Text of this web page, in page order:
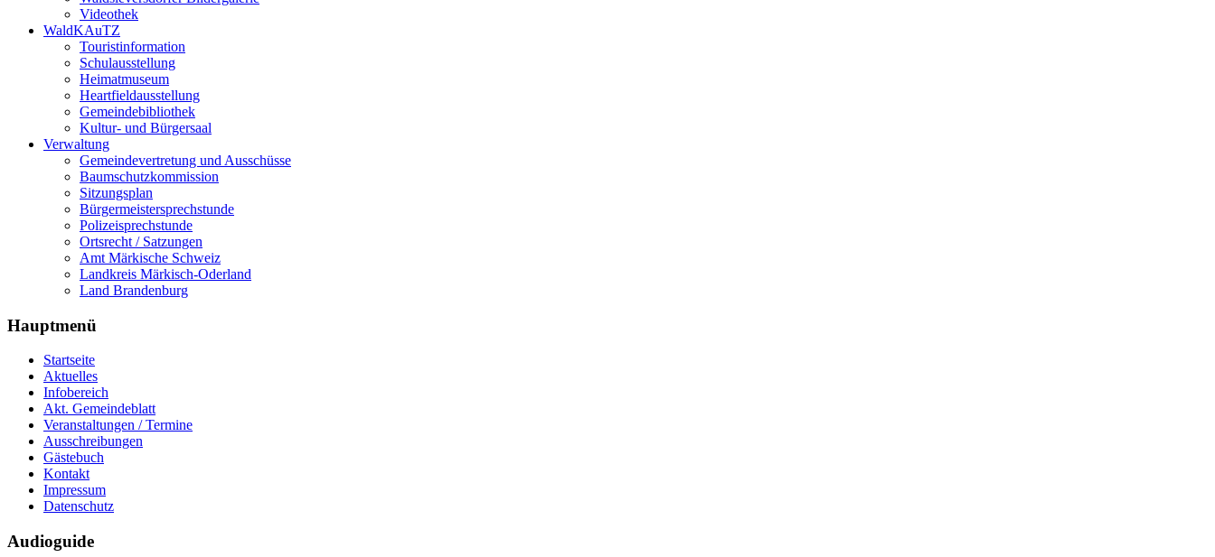
Videothek
WaldKAuTZ
Touristinformation
Schulausstellung
Heimatmuseum
Heartfieldausstellung
Gemeindebibliothek
Kultur- und Bürgersaal
Verwaltung
Gemeindevertretung und Ausschüsse
Baumschutzkommission
Sitzungsplan
Bürgermeistersprechstunde
Polizeisprechstunde
Ortsrecht / Satzungen
Amt Märkische Schweiz
Landkreis Märkisch-Oderland
Land Brandenburg
Hauptmenü
Startseite
Aktuelles
Infobereich
Akt. Gemeindeblatt
Veranstaltungen / Termine
Ausschreibungen
Gästebuch
Kontakt
Impressum
Datenschutz
Audioguide